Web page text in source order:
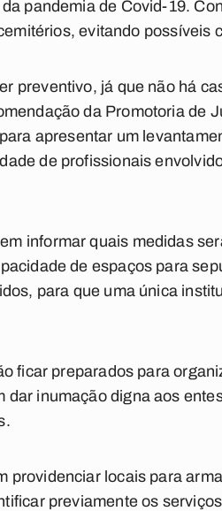
pandemia de Covid-19.
evitando possíveis
preventivo, já que não há
da Promotoria de
apresentar um
de profissionais
informar quais medidas
de espaços para
para que uma única
ficar preparados para
dar inumação digna aos
providenciar locais para
previamente os